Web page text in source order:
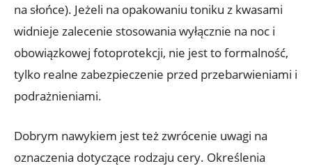
na słońce). Jeżeli na opakowaniu toniku z kwasami
widnieje zalecenie stosowania wyłącznie na noc i
obowiązkowej fotoprotekcji, nie jest to formalność,
tylko realne zabezpieczenie przed przebarwieniami i
podrażnieniami.
Dobrym nawykiem jest też zwrócenie uwagi na
oznaczenia dotyczące rodzaju cery. Określenia